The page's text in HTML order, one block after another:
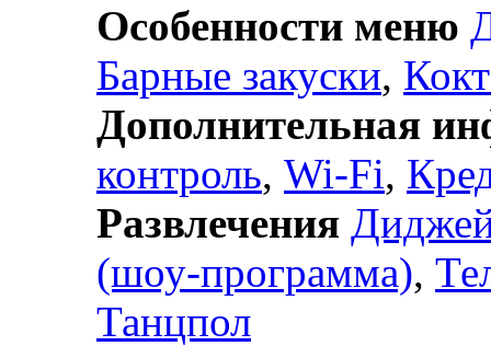
Особенности меню
Барные закуски,
Дополнительная
контроль, Wi-Fi,
Развлечения
(шоу-программа),
Танцпол